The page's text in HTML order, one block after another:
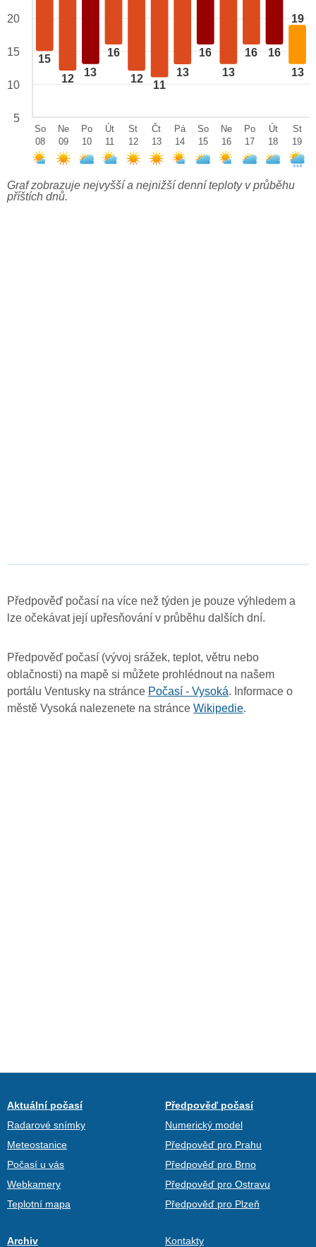
15
12
13
16
12
11
13
16
13
16 16
19
13
20
15
10
5
So
08
Ne
09
Po
10
Út
11
St
12
Čt
13
Pá
14
So
15
Ne
16
Po
17
Út
18
St
19
Graf zobrazuje nejvyšší a nejnižší denní teploty v průběhu
příštích dnů.
Předpověď počasí na více než týden je pouze výhledem a
lze očekávat její upřesňování v průběhu dalších dní.
Předpověď počasí (vývoj srážek, teplot, větru nebo
oblačnosti) na mapě si můžete prohlédnout na našem
portálu Ventusky na stránce Počasí - Vysoká. Informace o
městě Vysoká nalezenete na stránce Wikipedie.
Aktuální počasí
Radarové snímky
Meteostanice
Počasí u vás
Webkamery
Teplotní mapa
Předpověď počasí
Numerický model
Předpověď pro Prahu
Předpověď pro Brno
Předpověď pro Ostravu
Předpověď pro Plzeň
Archiv Kontakty